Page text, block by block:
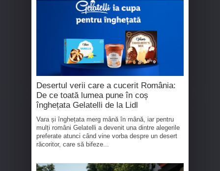
Desertul verii care a cucerit România:
De ce toată lumea pune în coș
înghețata Gelatelli de la Lidl
Vara și înghețata merg mână în mână, iar pentru
mulți români Gelatelli a devenit una dintre alegerile
preferate atunci când vine vorba despre un desert
răcoritor, care să bifeze...